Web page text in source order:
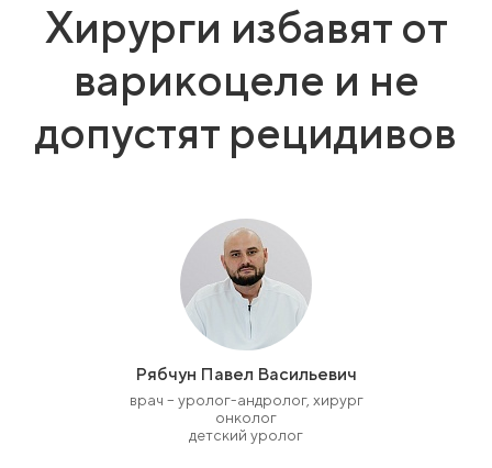
Хирурги избавят от
варикоцеле и не
допустят рецидивов
Рябчун Павел Васильевич
врач – уролог-андролог, хирург
онколог
детский уролог